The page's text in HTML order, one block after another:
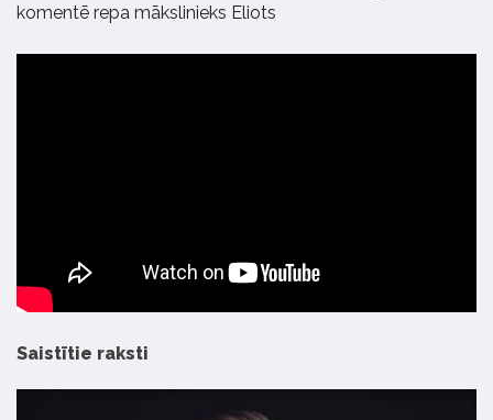
komentē repa mākslinieks Eliots
Saistītie raksti